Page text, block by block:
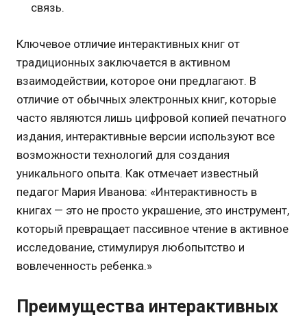
связь.
Ключевое отличие интерактивных книг от
традиционных заключается в активном
взаимодействии, которое они предлагают. В
отличие от обычных электронных книг, которые
часто являются лишь цифровой копией печатного
издания, интерактивные версии используют все
возможности технологий для создания
уникального опыта. Как отмечает известный
педагог Мария Иванова: «Интерактивность в
книгах — это не просто украшение, это инструмент,
который превращает пассивное чтение в активное
исследование, стимулируя любопытство и
вовлеченность ребенка.»
Преимущества интерактивных